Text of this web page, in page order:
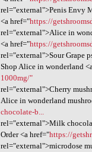
rel="external">Penis Envy
<a href="https://
rel="external">Alice in
<a href="https://
rel="external">Sour Grape
Shop Alice in wonderland
1000mg/"
rel="external">Cherry
Alice in wonderland
chocolate-b...
rel="external">Milk
Order <a href="https://
rel="external">microdose